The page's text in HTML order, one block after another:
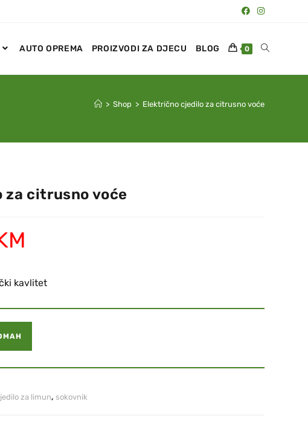
AUTO OPREMA PROIZVODI ZA DJECU BLOG 0
> Shop > Električno cjedilo za citrusno voće
citrusno voće
kavlitet
za limun, sokovnik